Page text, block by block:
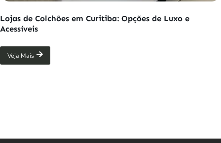
Lojas de Colchões em Curitiba: Opções de Luxo e
Acessíveis
Veja Mais